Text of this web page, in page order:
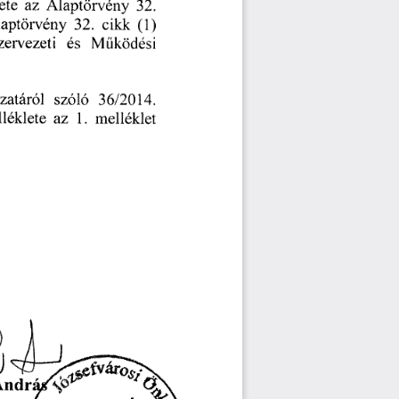
32. cikk (1)
és Működési
szóló 36/2014.
az 1.
melléklet